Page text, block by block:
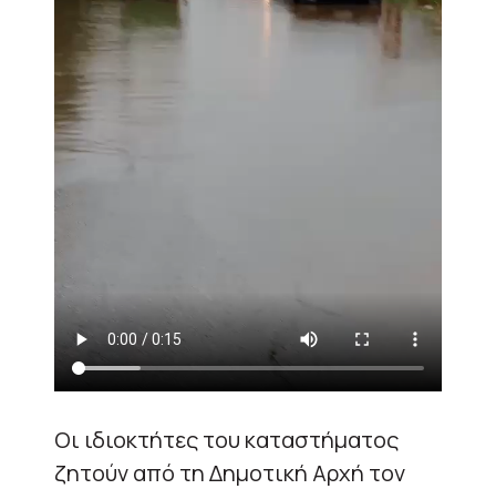
Οι ιδιοκτήτες του καταστήματος
ζητούν από τη Δημοτική Αρχή τον